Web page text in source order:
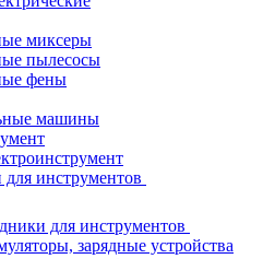
миксеры
пылесосы
фены
машины
для инструментов
для инструментов
зарядные устройства